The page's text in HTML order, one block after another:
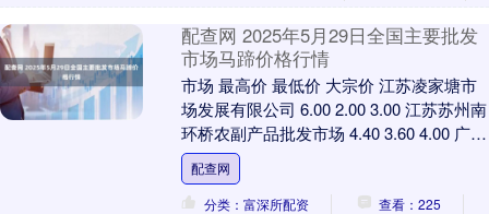
配查网 2025年5月29日全国主要批发
市场马蹄价格行情
市场 最高价 最低价 大宗价 江苏凌家塘市
场发展有限公司 6.00 2.00 3.00 江苏苏州南
环桥农副产品批发市场 4.40 3.60 4.00 广东
汕头农....
配查网
分类：富深所配资
查看：225